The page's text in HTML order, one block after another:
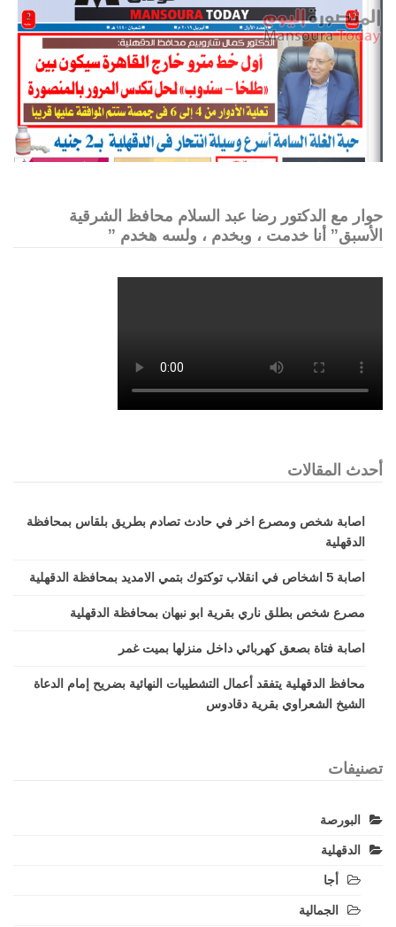
حوار مع الدكتور رضا عبد السلام محافظ الشرقية
الأسبق” أنا خدمت ، وبخدم ، ولسه هخدم ”
أحدث المقالات
اصابة شخص ومصرع اخر في حادث تصادم بطريق بلقاس بمحافظة
الدقهلية
اصابة 5 اشخاص في انقلاب توكتوك بتمي الامديد بمحافظة الدقهلية
مصرع شخص بطلق ناري بقرية ابو نبهان بمحافظة الدقهلية
اصابة فتاة بصعق كهربائي داخل منزلها بميت غمر
محافظ الدقهلية يتفقد أعمال التشطيبات النهائية بضريح إمام الدعاة
الشيخ الشعراوي بقرية دقادوس
تصنيفات
البورصة
الدقهلية
أجا
الجمالية